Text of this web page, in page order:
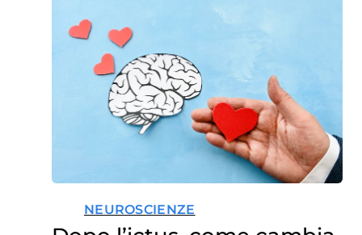
ictus hanno scoperto che,
mentre l’area danneggiata
sembra invecchiare
rapidamente, l’area opposta,
integra, può sembrare più
giovane…
NEUROSCIENZE